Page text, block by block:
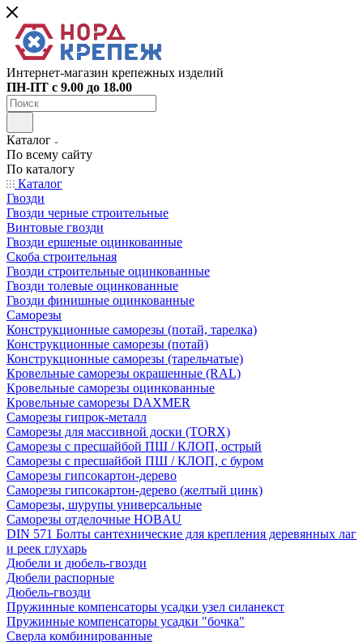
Интернет-магазин крепежных изделий
ПН-ПТ с 9.00 до 18.00
Каталог
По всему сайту
По каталогу
Каталог
Гвозди
Гвозди черные строительные
Винтовые гвозди
Гвозди ершеные оцинкованные
Скоба строительная
Гвозди строительные оцинкованные
Гвозди толевые оцинкованные
Гвозди финишные оцинкованные
Саморезы
Конструкционные саморезы (потай, тарелка)
Конструкционные саморезы (потай)
Конструкционные саморезы (тарельчатые)
Кровельные саморезы окрашенные (RAL)
Кровельные саморезы оцинкованные
Кровельные саморезы DAXMER
Саморезы гипрок-металл
Саморезы для массивной доски (TORX)
Саморезы с пресшайбой ПШ / КЛОП, острый
Саморезы с пресшайбой ПШ / КЛОП, с буром
Саморезы гипсокартон-дерево
Саморезы гипсокартон-дерево (желтый цинк)
Саморезы, шурупы универсальные
Саморезы отделочные HOBAU
DIN 571 Болты сантехнические для крепления деревянных лаг
и реек глухарь
Дюбели и дюбель-гвозди
Дюбели распорные
Дюбель-гвозди
Пружинные компенсаторы усадки узел силанекст
Пружинные компенсаторы усадки "бочка"
Сверла комбинированные